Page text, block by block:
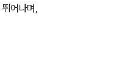
어나며,